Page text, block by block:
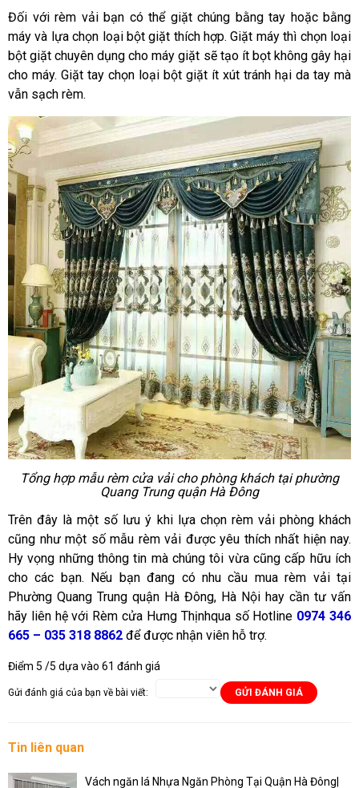
Đối với rèm vải bạn có thể giặt chúng bằng tay hoặc bằng
máy và lựa chọn loại bột giặt thích hợp. Giặt máy thì chọn loại
bột giặt chuyên dụng cho máy giặt sẽ tạo ít bọt không gây hại
cho máy. Giặt tay chọn loại bột giặt ít xút tránh hại da tay mà
vẫn sạch rèm.
Tổng hợp mẫu rèm cửa vải cho phòng khách tại phường
Quang Trung quận Hà Đông
Trên đây là một số lưu ý khi lựa chọn rèm vải phòng khách
cũng như một số mẫu rèm vải được yêu thích nhất hiện nay.
Hy vọng những thông tin mà chúng tôi vừa cũng cấp hữu ích
cho các bạn. Nếu bạn đang có nhu cầu mua rèm vải tại
Phường Quang Trung quận Hà Đông, Hà Nội hay cần tư vấn
hãy liên hệ với Rèm cửa Hưng Thịnhqua số Hotline 0974 346
665 – 035 318 8862 để được nhận viên hỗ trợ.
Điểm 5 /5 dựa vào 61 đánh giá
Gửi đánh giá của bạn về bài viết: GỬI ĐÁNH GIÁ
Tin liên quan
Vách ngăn lá Nhựa Ngăn Phòng Tại Quận Hà Đông|